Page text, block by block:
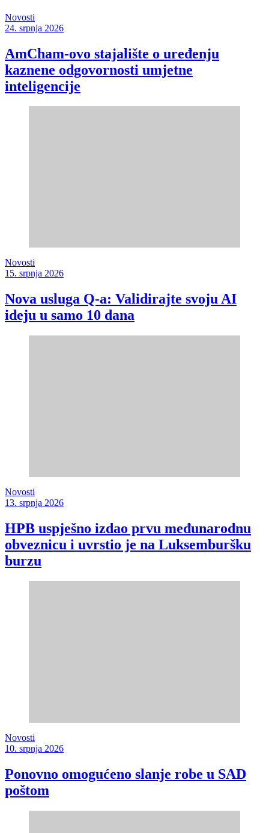
Novosti
24. srpnja 2026
AmCham-ovo stajalište o uređenju
kaznene odgovornosti umjetne
inteligencije
Novosti
15. srpnja 2026
Nova usluga Q-a: Validirajte svoju AI
ideju u samo 10 dana
Novosti
13. srpnja 2026
HPB uspješno izdao prvu međunarodnu
obveznicu i uvrstio je na Luksemburšku
burzu
Novosti
10. srpnja 2026
Ponovno omogućeno slanje robe u SAD
poštom